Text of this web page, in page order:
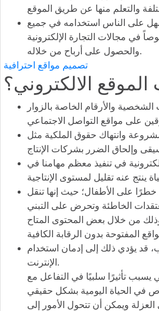
على الناس استخدامه في جميع
في مجالات التجارة الإلكترونية
والحصول على أرباح من خلاله.
تصميم مواقع احترافية
الالكتروني؟
الشخصية والأرقام الخاصة بالزوار
وانتهاك حقوق الملكية مثل
في تنفيذ معظم مهامنا في
على الأطفال؛ حيث إنها تنقل
الخاطئة وتحرض على التبني
من خلال بعض المحتوى المتاح
قد يؤدي ذلك إلى إدمان استخدام
الإنترنت.
يسبب تأثيرًا سلبيًا في التفاعل مع
ويمكن أن تتحول الأمور إلى